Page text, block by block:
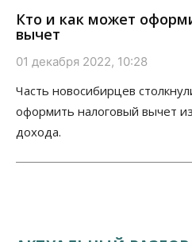
Кто и как может
вычет
01 декабря 2022, 10:28
Часть новосибирцев
оформить налоговый вычет
дохода.